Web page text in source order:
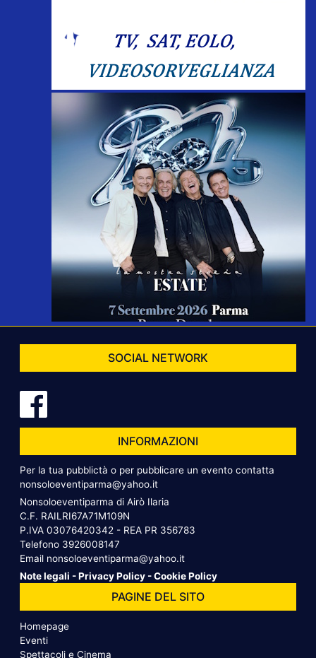
SOCIAL NETWORK
INFORMAZIONI
Per la tua pubblictà o per pubblicare un evento contatta
nonsoloeventiparma@yahoo.it
Nonsoloeventiparma di Airò Ilaria
C.F. RAILRI67A71M109N
P.IVA 03076420342 - REA PR 356783
Telefono 3926008147
Email nonsoloeventiparma@yahoo.it
Note legali -Privacy Policy -Cookie Policy
PAGINE DEL SITO
Homepage
Eventi
Spettacoli e Cinema